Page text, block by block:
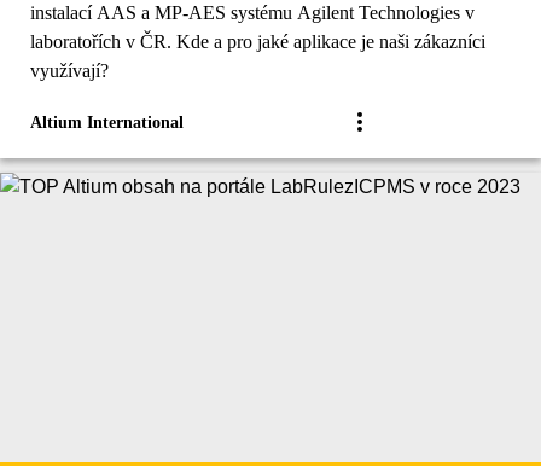
instalací AAS a MP-AES systému Agilent Technologies v
laboratořích v ČR. Kde a pro jaké aplikace je naši zákazníci
využívají?
Altium International